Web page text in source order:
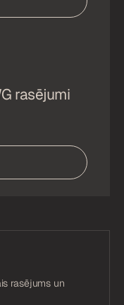
rasējumi
rasējums un